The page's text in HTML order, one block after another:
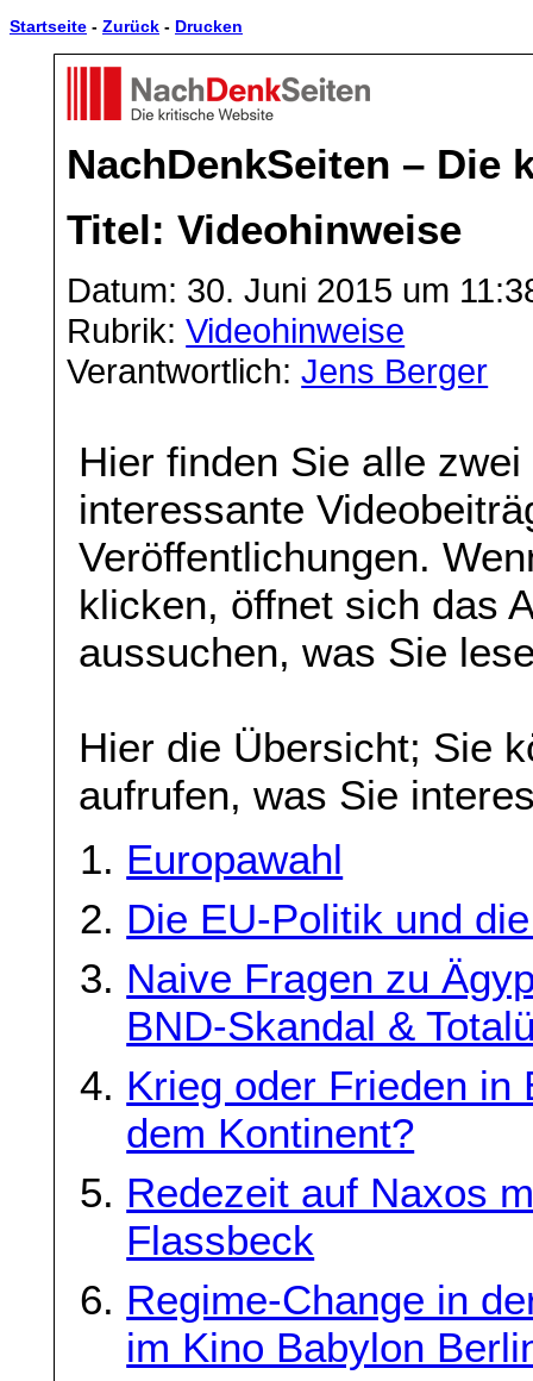
Startseite - Zurück - Drucken
NachDenkSeiten – Die
Titel: Videohinweise
Datum: 30. Juni 2015 um
Rubrik:Videohinweise
Verantwortlich:Jens Berger
Hier finden Sie alle
interessante
Veröffentlichungen.
klicken, öffnet sich das
aussuchen, was Sie
Hier die Übersicht; Sie
aufrufen, was Sie
Europawahl
Die EU-Politik und
Naive Fragen zu
BND-Skandal &
Krieg oder Frieden in
dem Kontinent?
Redezeit auf Naxos
Flassbeck
Regime-Change in
im Kino Babylon